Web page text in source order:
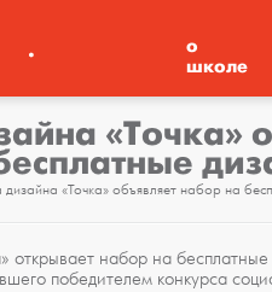
о
школе
«Точка»
«Точка» объявляет набор на
открывает набор на
победителем конкурса